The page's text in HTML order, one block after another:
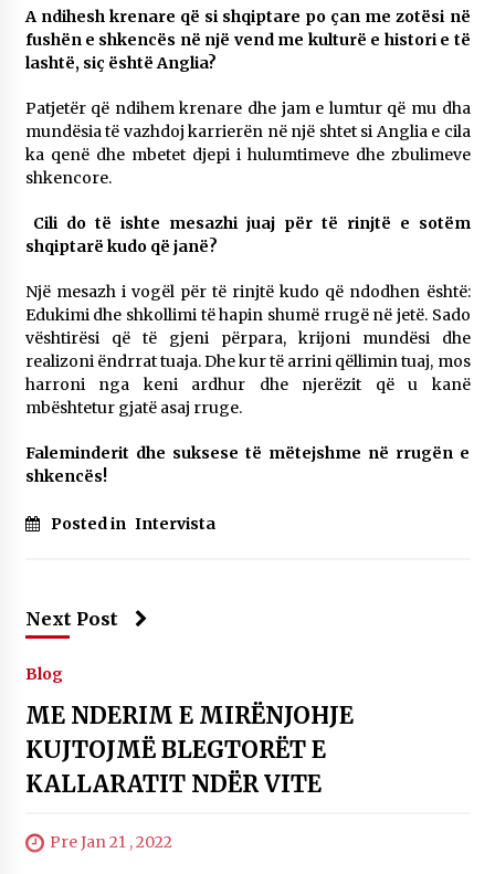
A ndihesh krenare që si shqiptare po çan me zotësi në
fushën e shkencës në një vend me kulturë e histori e të
lashtë, siç është Anglia?
Patjetër që ndihem krenare dhe jam e lumtur që mu dha
mundësia të vazhdoj karrierën në një shtet si Anglia e cila
ka qenë dhe mbetet djepi i hulumtimeve dhe zbulimeve
shkencore.
Cili do të ishte mesazhi juaj për të rinjtë e sotëm
shqiptarë kudo që janë?
Një mesazh i vogël për të rinjtë kudo që ndodhen është:
Edukimi dhe shkollimi të hapin shumë rrugë në jetë. Sado
vështirësi që të gjeni përpara, krijoni mundësi dhe
realizoni ëndrrat tuaja. Dhe kur të arrini qëllimin tuaj, mos
harroni nga keni ardhur dhe njerëzit që u kanë
mbështetur gjatë asaj rruge.
Faleminderit dhe suksese të mëtejshme në rrugën e
shkencës!
Posted in Intervista
Next Post
Blog
ME NDERIM E MIRËNJOHJE
KUJTOJMË BLEGTORËT E
KALLARATIT NDËR VITE
Pre Jan 21 , 2022